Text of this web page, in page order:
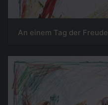
An einem Tag der Freude